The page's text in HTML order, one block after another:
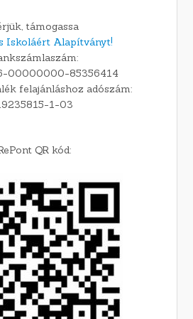
támogassa
Iskoláért Alapítványt!
00000000-85356414
felajánláshoz adószám:
1-03
QR kód: